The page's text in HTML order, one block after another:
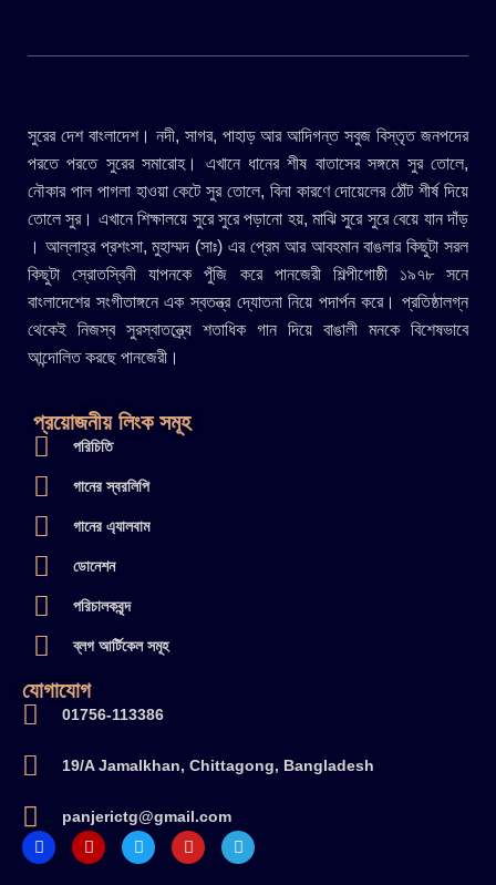
সুরের দেশ বাংলাদেশ। নদী, সাগর, পাহাড় আর আদিগন্ত সবুজ বিস্তৃত জনপদের
পরতে পরতে সুরের সমারোহ। এখানে ধানের শীষ বাতাসের সঙ্গমে সুর তোলে,
নৌকার পাল পাগলা হাওয়া কেটে সুর তোলে, বিনা কারণে দোয়েলের ঠোঁট শীর্ষ দিয়ে
তোলে সুর। এখানে শিক্ষালয়ে সুরে সুরে পড়ানো হয়, মাঝি সুরে সুরে বেয়ে যান দাঁড়
। আল্লাহ্র প্রশংসা, মুহাম্মদ (সাঃ) এর প্রেম আর আবহমান বাঙলার কিছুটা সরল
কিছুটা স্রোতস্বিনী যাপনকে পুঁজি করে পানজেরী শিল্পীগোষ্ঠী ১৯৭৮ সনে
বাংলাদেশের সংগীতাঙ্গনে এক স্বতন্ত্র দ্যোতনা নিয়ে পদার্পন করে। প্রতিষ্ঠালগ্ন
থেকেই নিজস্ব সুরস্বাতন্ত্র্যে শতাধিক গান দিয়ে বাঙালী মনকে বিশেষভাবে
আন্দোলিত করছে পানজেরী।
প্রয়োজনীয় লিংক সমূহ
পরিচিতি
গানের স্বরলিপি
গানের এ্যালবাম
ডোনেশন
পরিচালকবৃন্দ
ব্লগ আর্টিকেল সমূহ
যোগাযোগ
01756-113386
19/A Jamalkhan, Chittagong, Bangladesh
panjerictg@gmail.com